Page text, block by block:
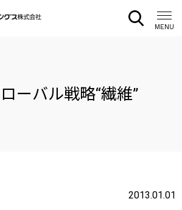
CLOSE
MENU
ーバル戦略“繊維”
2013.01.01